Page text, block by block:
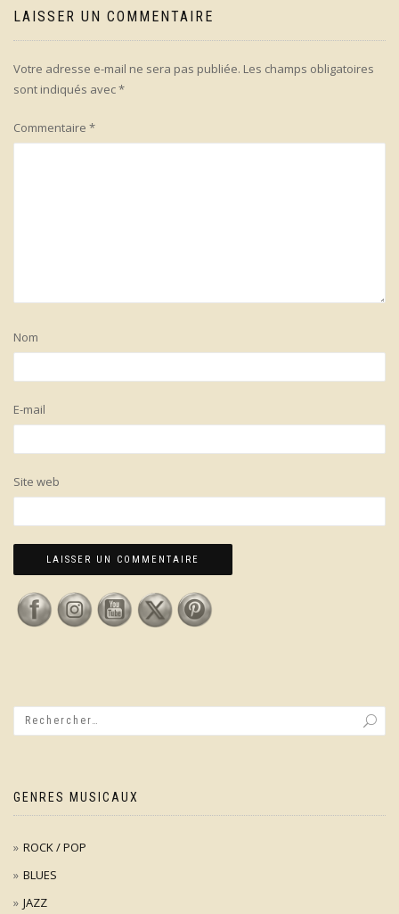
LAISSER UN COMMENTAIRE
Votre adresse e-mail ne sera pas publiée. Les champs obligatoires
sont indiqués avec*
Commentaire *
Nom
E-mail
Site web
GENRES MUSICAUX
ROCK / POP
BLUES
JAZZ